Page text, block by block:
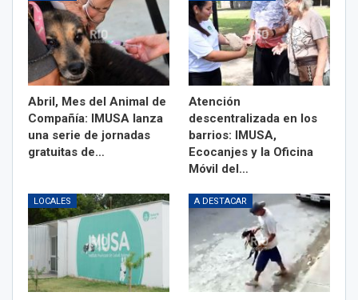
Abril, Mes del Animal de
Compañía: IMUSA lanza
una serie de jornadas
gratuitas de…
Atención
descentralizada en los
barrios: IMUSA,
Ecocanjes y la Oficina
Móvil del…
LOCALES A DESTACAR